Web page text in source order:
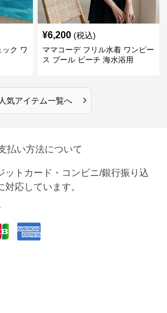
ク ワ
¥6,200 (税込)
ママコーデ フリル水着 ワンピー
ス プール ビーチ 海水浴用
人気アイテム一覧へ ›
払い方法について
ットカード・コンビニ/銀行振り込
応しています。